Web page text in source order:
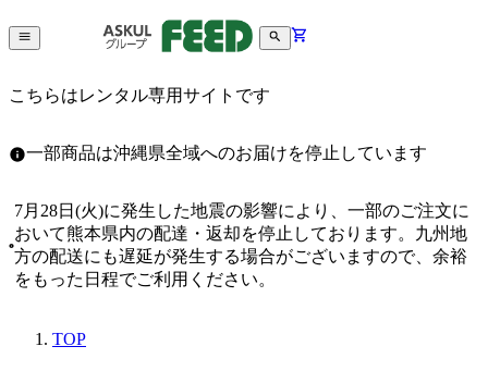
こちらはレンタル専用サイトです
一部商品は沖縄県全域へのお届けを停止しています
7月28日(火)に発生した地震の影響により、一部のご注文に
おいて熊本県内の配達・返却を停止しております。九州地
方の配送にも遅延が発生する場合がございますので、余裕
をもった日程でご利用ください。
TOP